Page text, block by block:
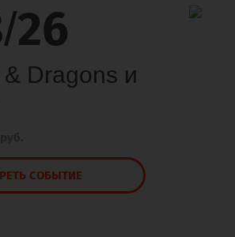
/26
Dragons и
СОБЫТИЕ